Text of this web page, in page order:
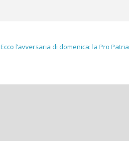
Ecco l’avversaria di domenica: la Pro Patria